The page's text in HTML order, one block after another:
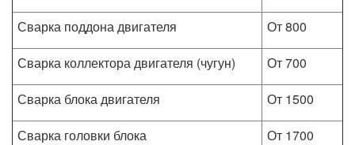
Сварка поддона двигателя
От 800
Сварка коллектора двигателя (чугун)
От 700
Сварка блока двигателя
От 1500
Сварка головки блока
От 1700